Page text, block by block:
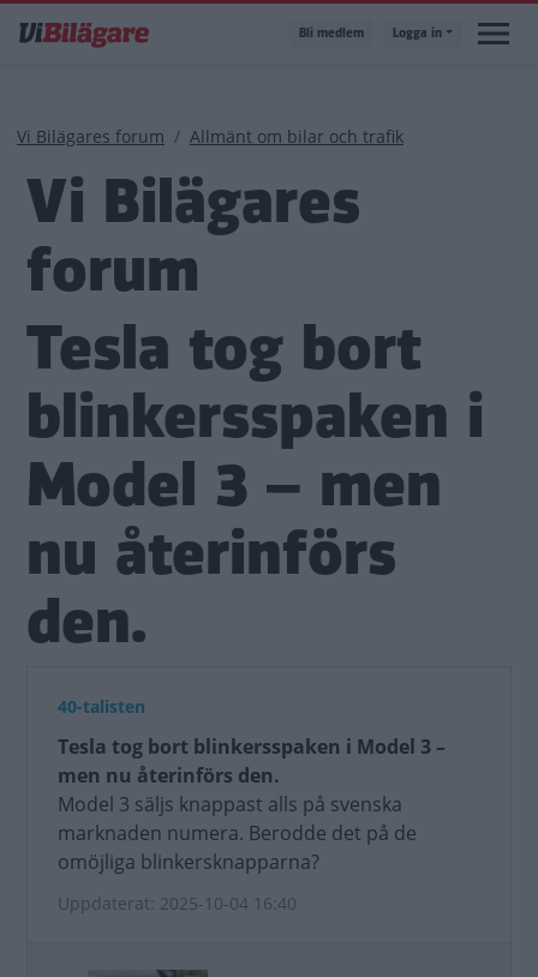
till
Bli medlem Logga in
Länkstig
Vi Bilägares forum Allmänt om bilar och trafik
Vi Bilägares
forum
Tesla tog bort
blinkersspaken i
Model 3 – men
nu återinförs
den.
40-talisten
Tesla tog bort blinkersspaken i Model 3 –
men nu återinförs den.
Model 3 säljs knappast alls på svenska
marknaden numera. Berodde det på de
omöjliga blinkersknapparna?
Uppdaterat: 2025-10-04 16:40